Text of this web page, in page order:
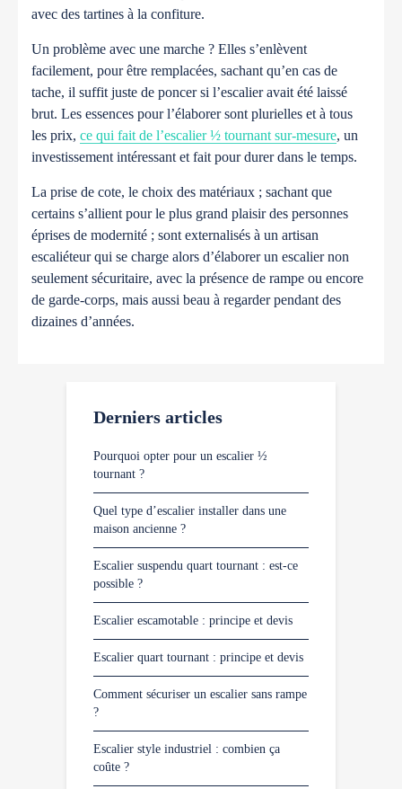
avec des tartines à la confiture.
Un problème avec une marche ? Elles s’enlèvent
facilement, pour être remplacées, sachant qu’en cas de
tache, il suffit juste de poncer si l’escalier avait été laissé
brut. Les essences pour l’élaborer sont plurielles et à tous
les prix, ce qui fait de l’escalier ½ tournant sur-mesure, un
investissement intéressant et fait pour durer dans le temps.
La prise de cote, le choix des matériaux ; sachant que
certains s’allient pour le plus grand plaisir des personnes
éprises de modernité ; sont externalisés à un artisan
escaliéteur qui se charge alors d’élaborer un escalier non
seulement sécuritaire, avec la présence de rampe ou encore
de garde-corps, mais aussi beau à regarder pendant des
dizaines d’années.
Derniers articles
Pourquoi opter pour un escalier ½
tournant ?
Quel type d’escalier installer dans une
maison ancienne ?
Escalier suspendu quart tournant : est-ce
possible ?
Escalier escamotable : principe et devis
Escalier quart tournant : principe et devis
Comment sécuriser un escalier sans rampe
?
Escalier style industriel : combien ça
coûte ?